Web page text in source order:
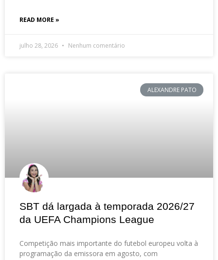
READ MORE »
julho 28, 2026 Nenhum comentário
ALEXANDRE PATO
SBT dá largada à temporada 2026/27
da UEFA Champions League
Competição mais importante do futebol europeu volta à
programação da emissora em agosto, com